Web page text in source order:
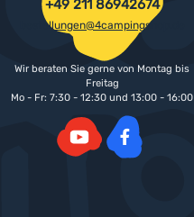
+49 211 86942674
bestellungen@4campingshop.de
Wir beraten Sie gerne von Montag bis
Freitag
Mo - Fr: 7:30 - 12:30 und 13:00 - 16:00